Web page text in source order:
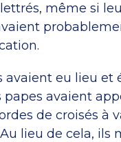
même si
avaient eu lieu et
papes avaient
de croisés à
lieu de cela, ils